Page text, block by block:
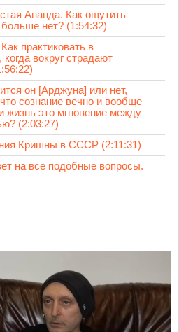
Ананда. Как ощутить
нет? (1:54:32)
практиковать в
вокруг страдают
он [Арджуна] или нет,
сознание вечно и вообще
жизнь это мгновение между
(2:03:27)
Кришны в СССР (2:11:31)
на все подобные вопросы.